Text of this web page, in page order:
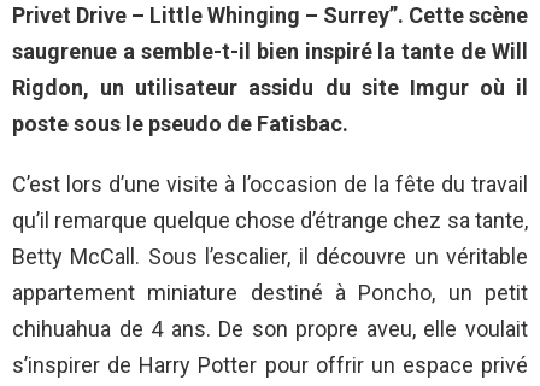
Privet Drive – Little Whinging – Surrey”. Cette scène
saugrenue a semble-t-il bien inspiré la tante de Will
Rigdon, un utilisateur assidu du site Imgur où il
poste sous le pseudo de Fatisbac.
C’est lors d’une visite à l’occasion de la fête du travail
qu’il remarque quelque chose d’étrange chez sa tante,
Betty McCall. Sous l’escalier, il découvre un véritable
appartement miniature destiné à Poncho, un petit
chihuahua de 4 ans. De son propre aveu, elle voulait
s’inspirer de Harry Potter pour offrir un espace privé